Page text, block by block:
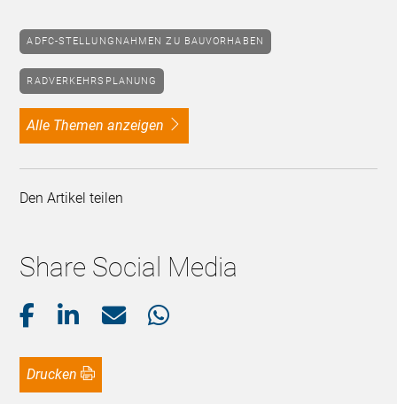
ADFC-STELLUNGNAHMEN ZU BAUVORHABEN
RADVERKEHRSPLANUNG
alle Themen anzeigen
Den Artikel teilen
Share Social Media
Drucken